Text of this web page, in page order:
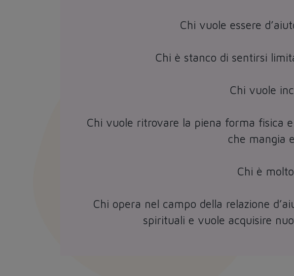
Chi vuole essere
Chi è stanco di sentirsi
Chi vuole
Chi vuole ritrovare la piena forma fisica
che mangia
Chi è
Chi opera nel campo della relazione
spirituali e vuole acquisire